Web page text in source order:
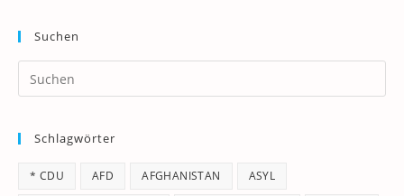
Suchen
Schlagwörter
* CDU AFD AFGHANISTAN ASYL